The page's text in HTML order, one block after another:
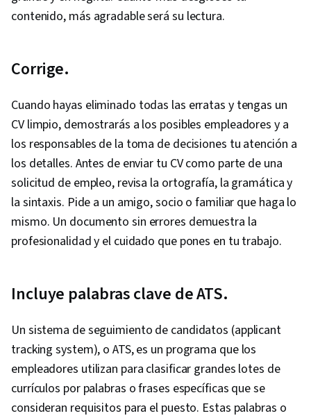
contenido, más agradable será su lectura.
Corrige.
Cuando hayas eliminado todas las erratas y tengas un
CV limpio, demostrarás a los posibles empleadores y a
los responsables de la toma de decisiones tu atención a
los detalles. Antes de enviar tu CV como parte de una
solicitud de empleo, revisa la ortografía, la gramática y
la sintaxis. Pide a un amigo, socio o familiar que haga lo
mismo. Un documento sin errores demuestra la
profesionalidad y el cuidado que pones en tu trabajo.
Incluye palabras clave de ATS.
Un sistema de seguimiento de candidatos (applicant
tracking system), o ATS, es un programa que los
empleadores utilizan para clasificar grandes lotes de
currículos por palabras o frases específicas que se
consideran requisitos para el puesto. Estas palabras o